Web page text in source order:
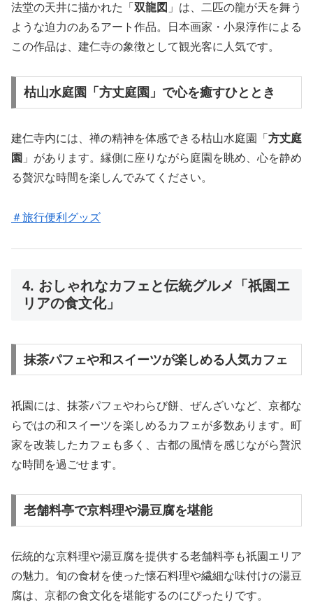
法堂の天井に描かれた「 双龍図 」は、二匹の龍が天を舞う
ような迫力のあるアート作品。日本画家・小泉淳作による
この作品は、建仁寺の象徴として観光客に人気です。
枯山水庭園「方丈庭園」で心を癒すひととき
建仁寺内には、禅の精神を体感できる枯山水庭園「 方丈庭
園 」があります。縁側に座りながら庭園を眺め、心を静め
る贅沢な時間を楽しんでみてください。
＃旅行便利グッズ
4. おしゃれなカフェと伝統グルメ「祇園エ
リアの食文化」
抹茶パフェや和スイーツが楽しめる人気カフェ
祇園には、抹茶パフェやわらび餅、ぜんざいなど、京都な
らではの和スイーツを楽しめるカフェが多数あります。町
家を改装したカフェも多く、古都の風情を感じながら贅沢
な時間を過ごせます。
老舗料亭で京料理や湯豆腐を堪能
伝統的な京料理や湯豆腐を提供する老舗料亭も祇園エリア
の魅力。旬の食材を使った懐石料理や繊細な味付けの湯豆
腐は、京都の食文化を堪能するのにぴったりです。